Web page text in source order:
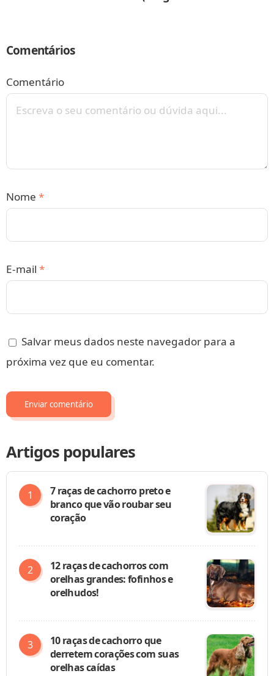
Comentários
Comentário
Nome *
E-mail *
Salvar meus dados neste navegador para a
próxima vez que eu comentar.
Artigos populares
7 raças de cachorro preto e
branco que vão roubar seu
coração
12 raças de cachorros com
orelhas grandes: fofinhos e
orelhudos!
10 raças de cachorro que
derretem corações com suas
orelhas caídas